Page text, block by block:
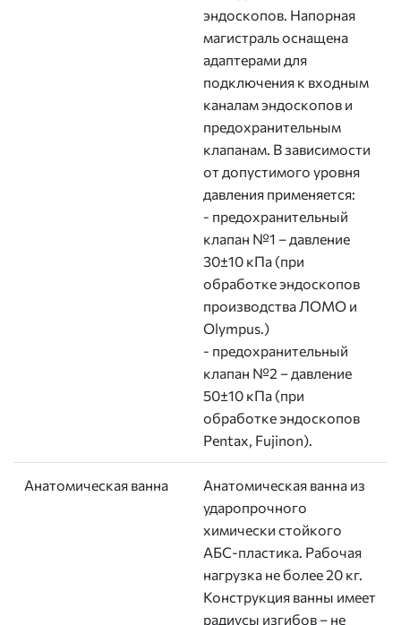
эндоскопов. Напорная
магистраль оснащена
адаптерами для
подключения к входным
каналам эндоскопов и
предохранительным
клапанам. В зависимости
от допустимого уровня
давления применяется:
- предохранительный
клапан №1 – давление
30±10 кПа (при
обработке эндоскопов
производства ЛОМО и
Olympus.)
- предохранительный
клапан №2 – давление
50±10 кПа (при
обработке эндоскопов
Pentax, Fujinon).
Анатомическая ванна
Анатомическая ванна из
ударопрочного
химически стойкого
АБС-пластика. Рабочая
нагрузка не более 20 кг.
Конструкция ванны имеет
радиусы изгибов – не